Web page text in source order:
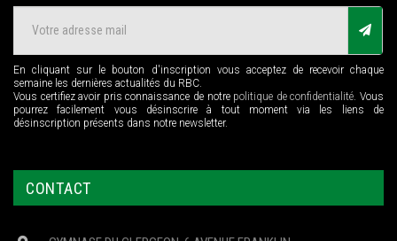
En cliquant sur le bouton d'inscription vous acceptez de recevoir chaque
semaine les dernières actualités du RBC.
Vous certifiez avoir pris connaissance de notre politique de confidentialité. Vous
pourrez facilement vous désinscrire à tout moment via les liens de
désinscription présents dans notre newsletter.
CONTACT